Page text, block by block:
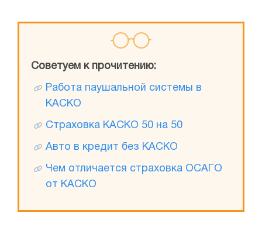
Советуем к прочитению:
Работа паушальной системы в
КАСКО
Страховка КАСКО 50 на 50
Авто в кредит без КАСКО
Чем отличается страховка ОСАГО
от КАСКО